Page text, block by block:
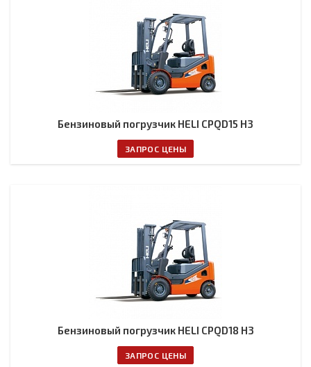
Бензиновый погрузчик HELI CPQD15 H3
ЗАПРОС ЦЕНЫ
Бензиновый погрузчик HELI CPQD18 H3
ЗАПРОС ЦЕНЫ